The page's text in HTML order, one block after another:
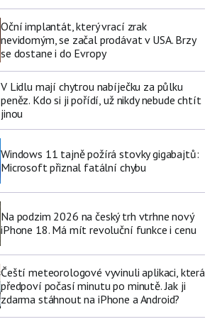
Oční implantát, který vrací zrak
nevidomým, se začal prodávat v USA. Brzy
se dostane i do Evropy
V Lidlu mají chytrou nabíječku za půlku
peněz. Kdo si ji pořídí, už nikdy nebude chtít
jinou
Windows 11 tajně požírá stovky gigabajtů:
Microsoft přiznal fatální chybu
Na podzim 2026 na český trh vtrhne nový
iPhone 18. Má mít revoluční funkce i cenu
Čeští meteorologové vyvinuli aplikaci, která
předpoví počasí minutu po minutě. Jak ji
zdarma stáhnout na iPhone a Android?